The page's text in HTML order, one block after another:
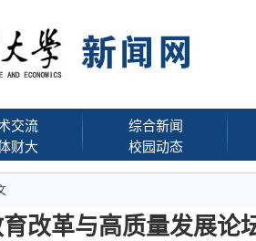
交流
财大
综合新闻
校园动态
改革与高质量发展论